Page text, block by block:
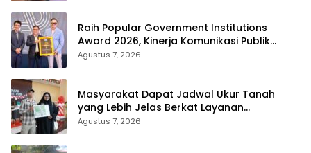
Raih Popular Government Institutions
Award 2026, Kinerja Komunikasi Publik
Kementerian ATR/BPN Kembali Diakui
Agustus 7, 2026
Masyarakat Dapat Jadwal Ukur Tanah
yang Lebih Jelas Berkat Layanan
Pengukuran Terjadwal
Agustus 7, 2026